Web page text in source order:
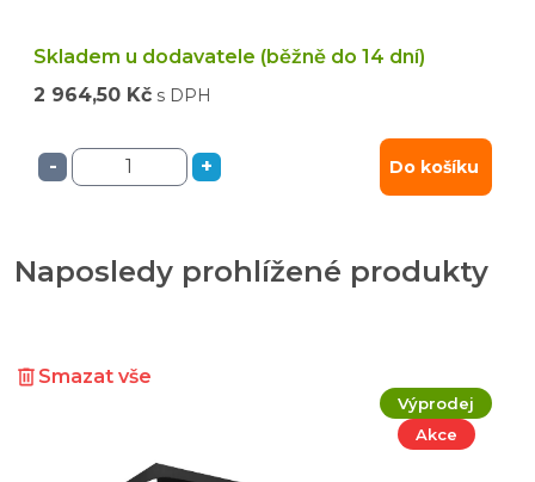
Skladem u dodavatele (běžně do 14 dní)
2 964,50 Kč s DPH
- + Do košíku
Naposledy prohlížené produkty
Smazat vše
Výprodej
Akce